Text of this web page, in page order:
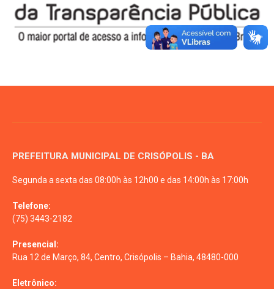
PREFEITURA MUNICIPAL DE CRISÓPOLIS - BA
Segunda a sexta das 08:00h às 12h00 e das 14:00h às 17:00h
Telefone:
(75) 3443-2182
Presencial:
Rua 12 de Março, 84, Centro, Crisópolis – Bahia, 48480-000
Eletrônico: